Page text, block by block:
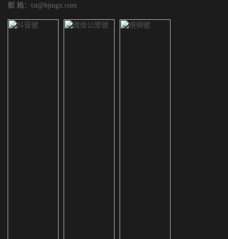
郵 箱：tst@bjmgx.com